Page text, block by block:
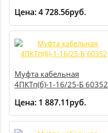
Цена:4 728.56руб.
Муфта кабельная
4ПКТп(б)-1-16/25-Б 60352
Цена: 1 887.11руб.